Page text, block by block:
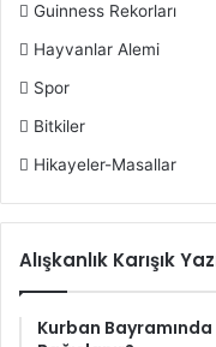
Guinness Rekorları
Hayvanlar Alemi
Spor
Bitkiler
Hikayeler-Masallar
Alışkanlık Karışık
Kurban Bayramında